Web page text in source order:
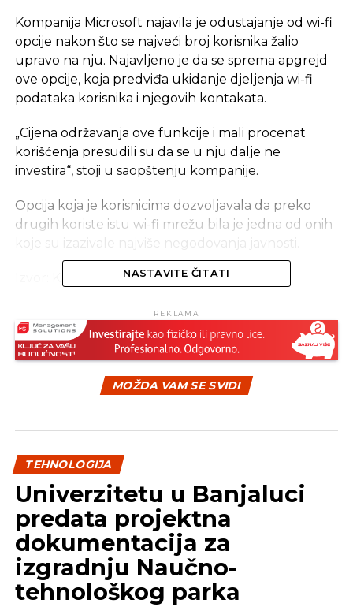
Kompanija Microsoft najavila je odustajanje od wi-fi
opcije nakon što se najveći broj korisnika žalio
upravo na nju. Najavljeno je da se sprema apgrejd
ove opcije, koja predviđa ukidanje djeljenja wi-fi
podataka korisnika i njegovih kontakata.
„Cijena održavanja ove funkcije i mali procenat
korišćenja presudili su da se u nju dalje ne
investira“, stoji u saopštenju kompanije.
Opcija koja je korisnicima dozvoljavala da preko
drugih koriste istu wi-fi mrežu bila je jedna od onih
koje su izazivale najviše negodovanja javnosti.
SLIČNE TEME:
SLEDEĆI
Potpuno novi Instagram
NE PROPUSTITE
Svi padaju, Android raste
NASTAVITE ČITATI
REKLAMA
MOŽDA VAM SE SVIDI
TEHNOLOGIJA
Univerzitetu u Banjaluci
predata projektna
dokumentacija za
izgradnju Naučno-
tehnološkog parka